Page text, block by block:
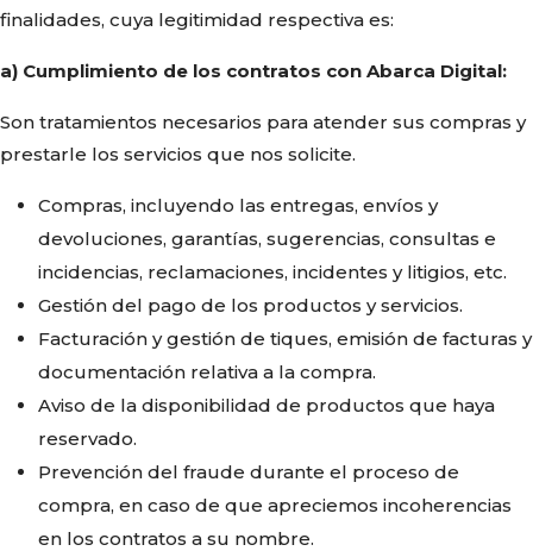
finalidades, cuya legitimidad respectiva es:
a) Cumplimiento de los contratos con Abarca Digital:
Son tratamientos necesarios para atender sus compras y
prestarle los servicios que nos solicite.
Compras, incluyendo las entregas, envíos y
devoluciones, garantías, sugerencias, consultas e
incidencias, reclamaciones, incidentes y litigios, etc.
Gestión del pago de los productos y servicios.
Facturación y gestión de tiques, emisión de facturas y
documentación relativa a la compra.
Aviso de la disponibilidad de productos que haya
reservado.
Prevención del fraude durante el proceso de
compra, en caso de que apreciemos incoherencias
en los contratos a su nombre.